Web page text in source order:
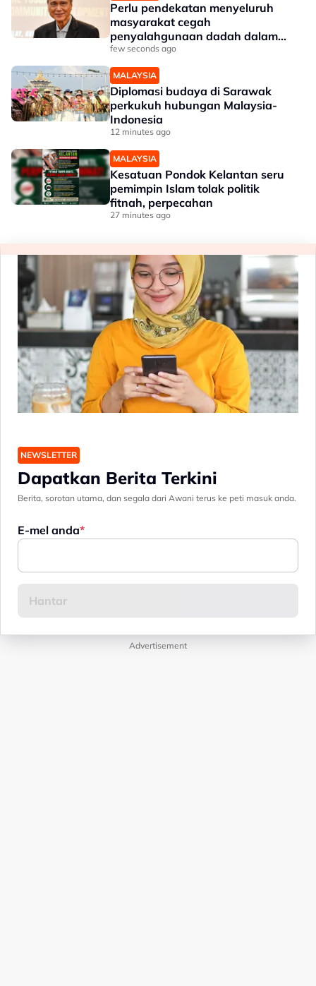
Perlu pendekatan menyeluruh
masyarakat cegah
penyalahgunaan dadah dalam
kalangan kanak-kanak - Lee Lam
Thye
few seconds ago
MALAYSIA
Diplomasi budaya di Sarawak
perkukuh hubungan Malaysia-
Indonesia
12 minutes ago
MALAYSIA
Kesatuan Pondok Kelantan seru
pemimpin Islam tolak politik
fitnah, perpecahan
27 minutes ago
NEWSLETTER
Dapatkan Berita Terkini
Berita, sorotan utama, dan segala dari Awani terus ke peti masuk anda.
E-mel anda
Advertisement